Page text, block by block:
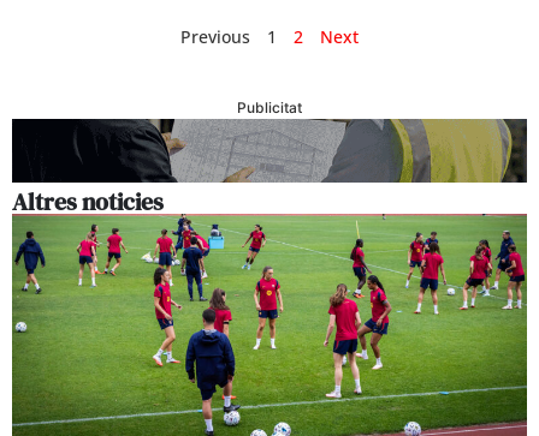
Previous 1 2 Next
Publicitat
Altres noticies